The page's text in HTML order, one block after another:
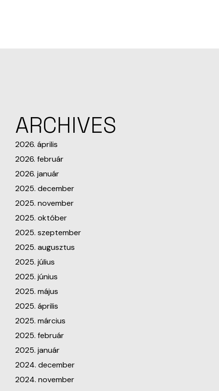
ARCHIVES
2026. április
2026. február
2026. január
2025. december
2025. november
2025. október
2025. szeptember
2025. augusztus
2025. július
2025. június
2025. május
2025. április
2025. március
2025. február
2025. január
2024. december
2024. november